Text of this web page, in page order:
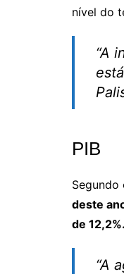
nível do
“A
PIB
Segundo
deste
de 12,2%.
“A